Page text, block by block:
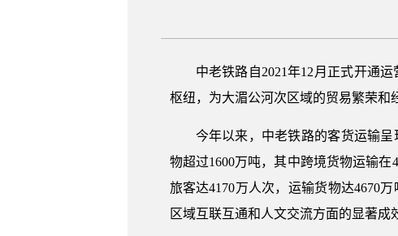
中老铁路自2021年12月正式开通
枢纽，为大湄公河次区域的贸易繁荣和
今年以来，中老铁路的客货运输
物超过1600万吨，其中跨境货物运输
旅客达4170万人次，运输货物达4670
区域互联互通和人文交流方面的显著成